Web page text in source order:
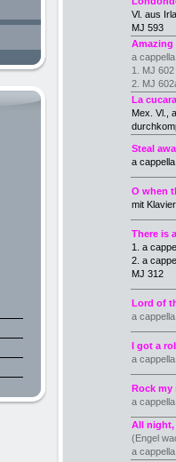
Vl. aus
MJ 593
Amazing
a
1. MJ
2. MJ
La
Mex. Vl.,
Steal
a
O when
mit
There is
1. a
2. a
MJ 312
Lord of
a
I got a
a
Rock my
a
All night,
(Engel
a